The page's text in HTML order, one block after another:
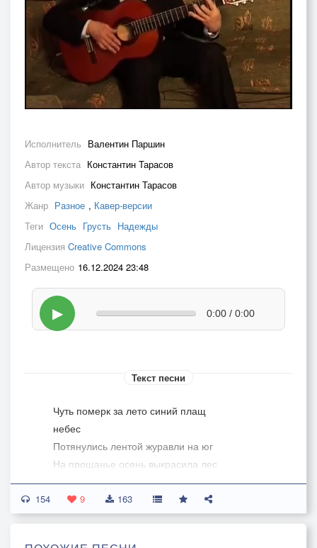
Исполнитель Валентин Паршин
Автор текста Константин Тарасов
Автор музыки Константин Тарасов
Жанр Разное , Кавер-версии
Теги Осень Грусть Надежды
Лицензия Creative Commons
Размещено 16.12.2024 23:48
▶ 0:00 / 0:00
Текст песни
Чуть померк за лето синий плащ
небес
Потянулись лентой журавли на юг
На прощанье осень выкрасила лес
Желтыми разводами разлук
С каждым днем морозней алая
154 9 163